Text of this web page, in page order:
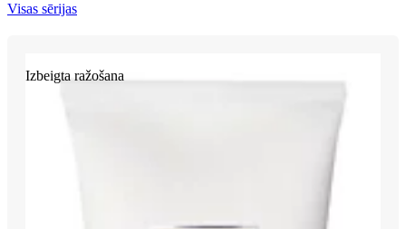
Visas sērijas
Izbeigta ražošana